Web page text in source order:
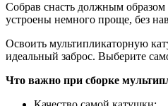
Собрав снасть должным
устроены немного проще, без
Освоить мультипликаторную
идеальный заброс. Выберите
Что важно при сборке